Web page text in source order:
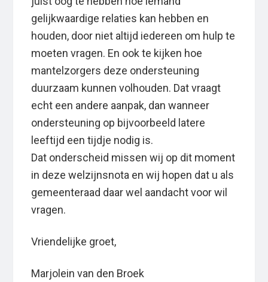
gelijkwaardige relaties kan hebben en
houden, door niet altijd iedereen om hulp te
moeten vragen. En ook te kijken hoe
mantelzorgers deze ondersteuning
duurzaam kunnen volhouden. Dat vraagt
echt een andere aanpak, dan wanneer
ondersteuning op bijvoorbeeld latere
leeftijd een tijdje nodig is.
Dat onderscheid missen wij op dit moment
in deze welzijnsnota en wij hopen dat u als
gemeenteraad daar wel aandacht voor wil
vragen.
Vriendelijke groet,
Marjolein van den Broek